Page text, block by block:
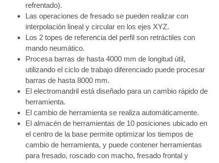
refrentado).
Las operaciones de fresado se pueden realizar con
interpolación lineal y circular en los ejes XYZ.
Los 2 topes de referencia del perfil son retráctiles con
mando neumático.
Procesa barras de hasta 4000 mm de longitud útil,
utilizando el ciclo de trabajo diferenciado puede procesar
barras de hasta 8000 mm.
El electromandril está diseñado para un cambio rápido de
herramienta.
El cambio de herramienta se realiza automáticamente.
El almacén de herramientas de 10 posiciones ubicado en
el centro de la base permite optimizar los tiempos de
cambio de herramienta, y puede contener herramientas
para fresado, roscado con macho, fresado frontal y